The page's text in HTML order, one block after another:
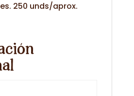
250 unds/aprox.